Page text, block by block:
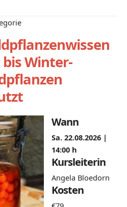
Winter-
Wann
Sa. 22.08.2026 |
14:00 h
Kursleiterin
Angela Bloedorn
Kosten